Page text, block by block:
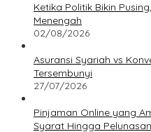
Ketika Politik Bikin
Menengah
02/08/2026
Asuransi Syariah vs
Tersembunyi
27/07/2026
Pinjaman Online yang
Syarat Hingga Pelunasan